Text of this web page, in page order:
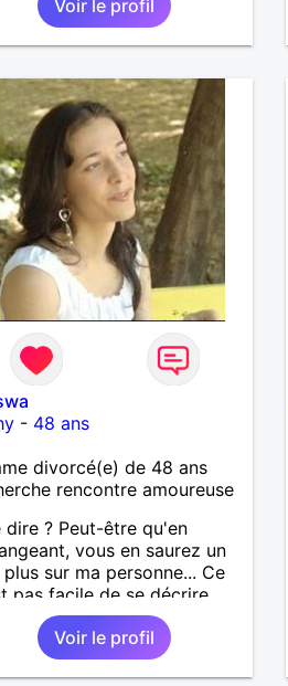
Voir le profil
- 48 ans
divorcé(e) de 48 ans
rencontre amoureuse
dire ? Peut-être qu'en
vous en saurez un
plus sur ma personne... Ce
pas facile de se décrire
même
Voir le profil